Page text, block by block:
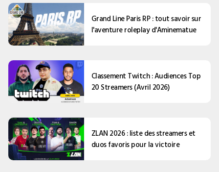
Grand Line Paris RP : tout savoir sur
l'aventure roleplay d'Aminematue
Classement Twitch : Audiences Top
20 Streamers (Avril 2026)
ZLAN 2026 : liste des streamers et
duos favoris pour la victoire